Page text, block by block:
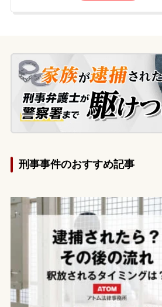
での取り調べ後、店側
銭での早期解決を希望
されました。
刑事事件のおすすめ記事